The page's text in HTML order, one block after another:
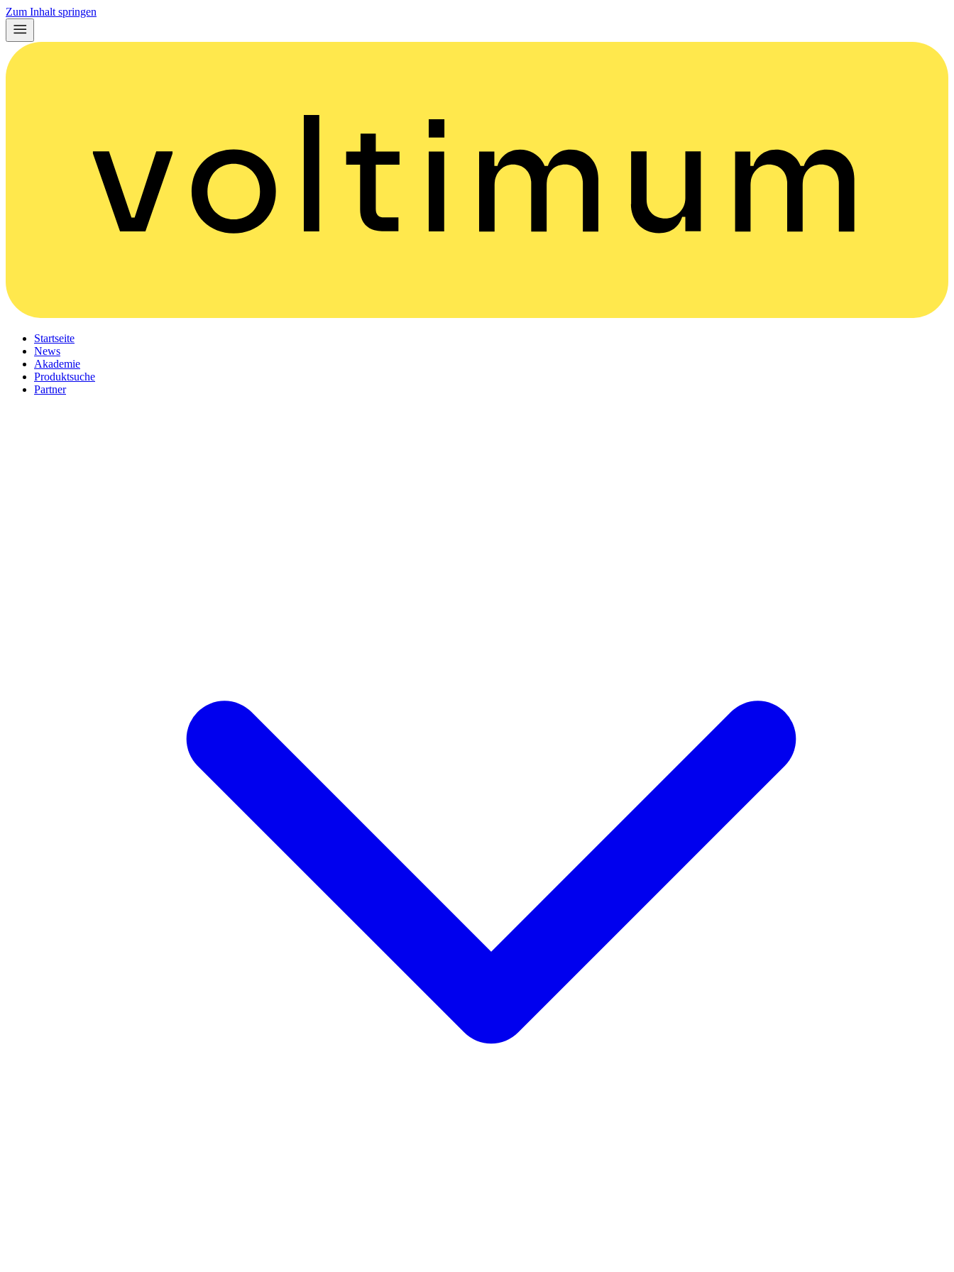
Zum Inhalt springen
Startseite
News
Akademie
Produktsuche
Partner